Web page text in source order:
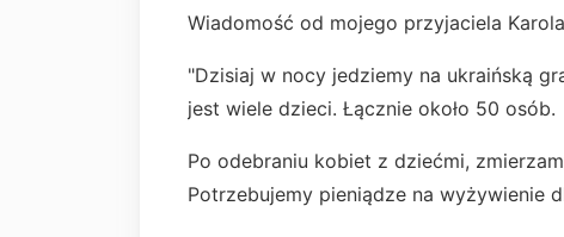
Wiadomość od mojego przyjaciela
"Dzisiaj w nocy jedziemy na ukraińską
jest wiele dzieci. Łącznie około 50 osób.
Po odebraniu kobiet z dziećmi,
Potrzebujemy pieniądze na wyżywienie